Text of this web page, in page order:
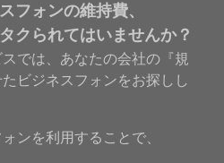
フォンの維持費、
クられてはいませんか？
では、あなたの会社の『規
ビジネスフォンをお探しし
ンを利用することで、